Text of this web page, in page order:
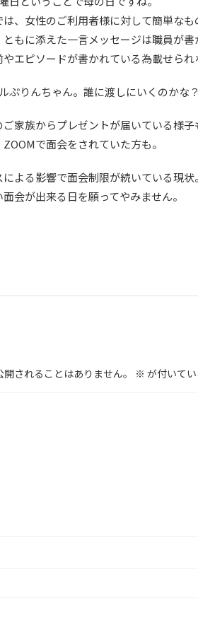
、女性のご利用者様に対して簡単な
もに添えた一言メッセージは職員が書
エピソードが書かれている為載せられ
ぷりんちゃん。誰に渡しにいくのかな？
家族からプレゼントが届いている様
で面会をされていた方も。
よる影響で面会制限が続いている現状。
会が出来る日を願ってやみません。
されることはありません。 ※ が付いて